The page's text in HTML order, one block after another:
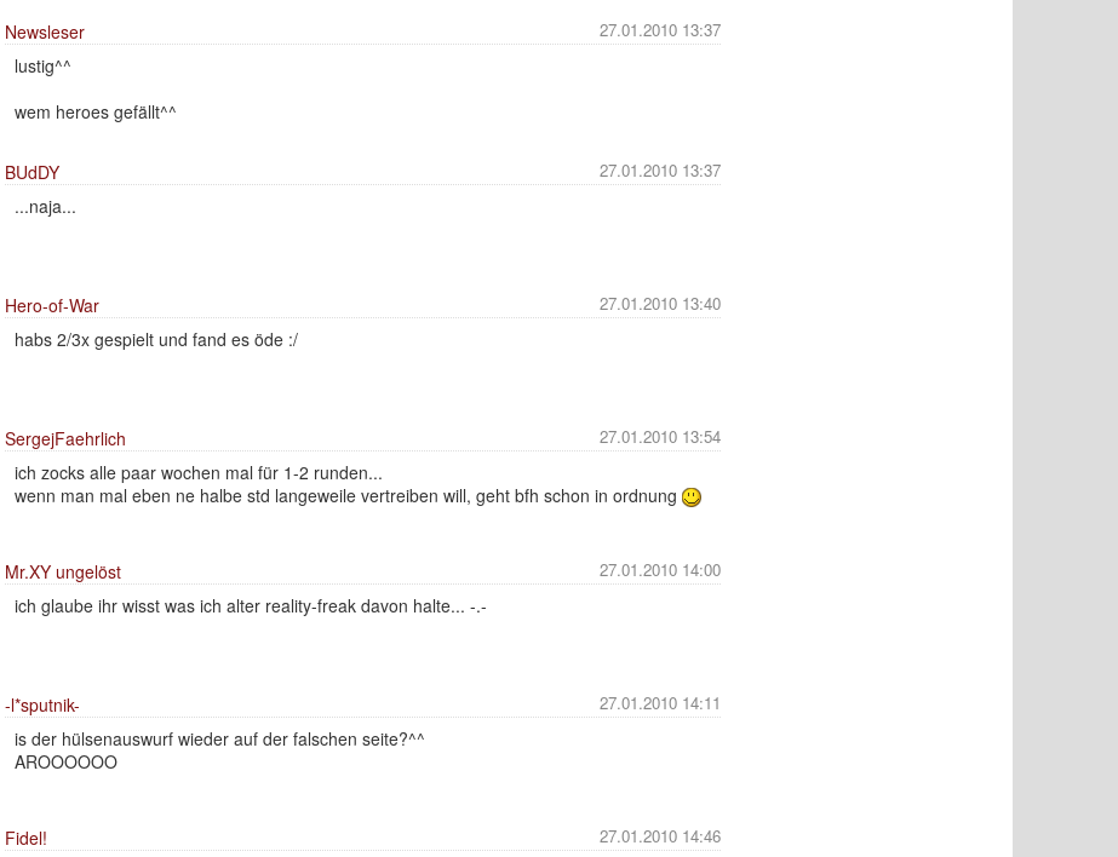
27.01.2010 13:37
Newsleser
lustig^^
wem heroes gefällt^^
27.01.2010 13:37
BUdDY
...naja...
27.01.2010 13:40
Hero-of-War
habs 2/3x gespielt und fand es öde :/
27.01.2010 13:54
SergejFaehrlich
ich zocks alle paar wochen mal für 1-2 runden...
wenn man mal eben ne halbe std langeweile vertreiben will, geht bfh schon in ordnung
27.01.2010 14:00
Mr.XY ungelöst
ich glaube ihr wisst was ich alter reality-freak davon halte... -.-
27.01.2010 14:11
-l*sputnik-
is der hülsenauswurf wieder auf der falschen seite?^^
AROOOOOO
27.01.2010 14:46
Fidel!